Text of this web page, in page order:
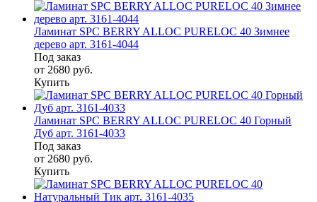
Ламинат SPC BERRY ALLOC PURELOC 40 Зимнее
дерево арт. 3161-4044
Под заказ
от 2680 руб.
Купить
Ламинат SPC BERRY ALLOC PURELOC 40 Горный
Дуб арт. 3161-4033
Под заказ
от 2680 руб.
Купить